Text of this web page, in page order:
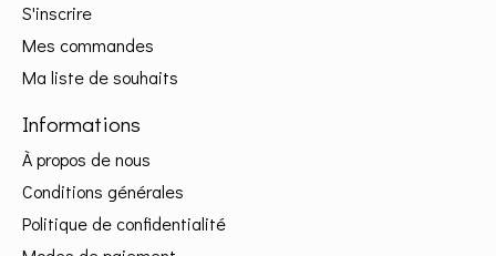
S'inscrire
Mes commandes
Ma liste de souhaits
Informations
À propos de nous
Conditions générales
Politique de confidentialité